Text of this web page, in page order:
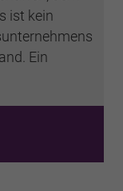
ist kein
Ein